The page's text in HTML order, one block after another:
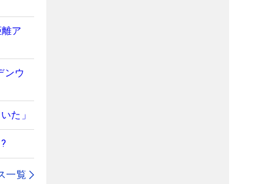
ア
ンウ
た」
一覧